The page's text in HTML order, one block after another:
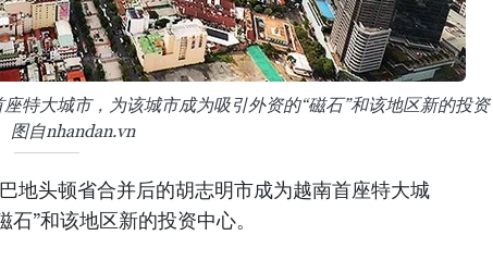
特大城市，为该城市成为吸引外资的“磁石”和该地区新的投资
图自nhandan.vn
地头顿省合并后的胡志明市成为越南首座特大城
”和该地区新的投资中心。